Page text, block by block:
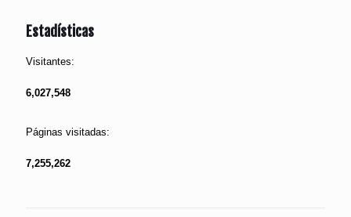
Estadísticas
Visitantes:
6,027,548
Páginas visitadas:
7,255,262